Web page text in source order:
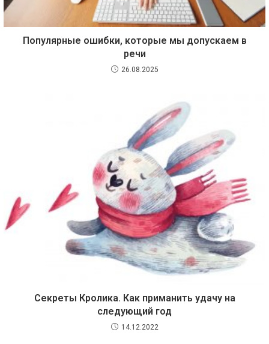
Популярные ошибки, которые мы допускаем в
речи
26.08.2025
Секреты Кролика. Как приманить удачу на
следующий год
14.12.2022